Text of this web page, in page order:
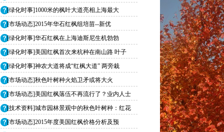
[绿化时事]1000米的枫叶大道亮相上海最大
[市场动态]2015年华石红枫组培苗--新优
[绿化时事]华石红枫在上海迪斯尼生机勃勃
[绿化时事]美国红枫首次来杭种在南山路 叶子
[绿化时事]神农大道将成“红枫大道” 两旁栽
[市场动态]秋色叶树种火焰卫矛或将大火
[市场动态]美国红枫落伍不再流行了？业内人士
[技术资料]城市园林景观中的秋色叶树种：红花
[市场动态]2015年度美国红枫价格分析及预